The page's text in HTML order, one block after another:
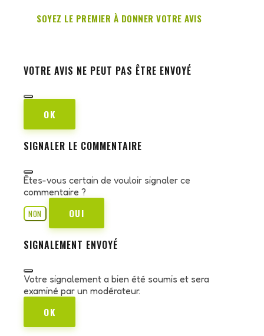
SOYEZ LE PREMIER À DONNER VOTRE AVIS
VOTRE AVIS NE PEUT PAS ÊTRE ENVOYÉ
OK
SIGNALER LE COMMENTAIRE
Êtes-vous certain de vouloir signaler ce
commentaire ?
NON
OUI
SIGNALEMENT ENVOYÉ
Votre signalement a bien été soumis et sera
examiné par un modérateur.
OK